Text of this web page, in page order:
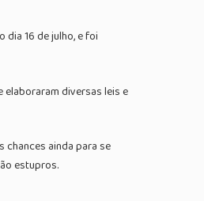
dia 16 de julho, e foi
elaboraram diversas leis e
chances ainda para se
estupros.